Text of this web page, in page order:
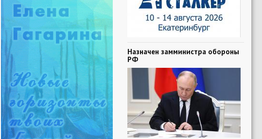
Назначен замминистра обороны
РФ